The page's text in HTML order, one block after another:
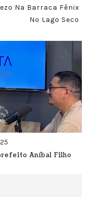
Na Barraca Fênix
No Lago Seco
Aníbal Filho